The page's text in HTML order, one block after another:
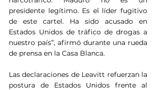
presidente legítimo. Es el líder fugitivo
de este cartel. Ha sido acusado en
Estados Unidos de tráfico de drogas a
nuestro país”, afirmó durante una rueda
de prensa en la Casa Blanca.
Las declaraciones de Leavitt refuerzan la
postura de Estados Unidos frente al